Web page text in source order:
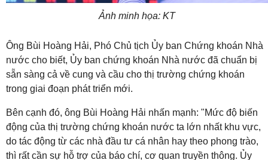
Ảnh minh họa: KT
Ông Bùi Hoàng Hải, Phó Chủ tịch Ủy ban Chứng khoán Nhà
nước cho biết, Ủy ban chứng khoán Nhà nước đã chuẩn bị
sẵn sàng cả về cung và cầu cho thị trường chứng khoán
trong giai đoạn phát triển mới.
Bên cạnh đó, ông Bùi Hoàng Hải nhấn mạnh: "Mức độ biến
động của thị trường chứng khoán nước ta lớn nhất khu vực,
do tác động từ các nhà đầu tư cá nhân hay theo phong trào,
thì rất cần sự hỗ trợ của báo chí, cơ quan truyền thông. Ủy